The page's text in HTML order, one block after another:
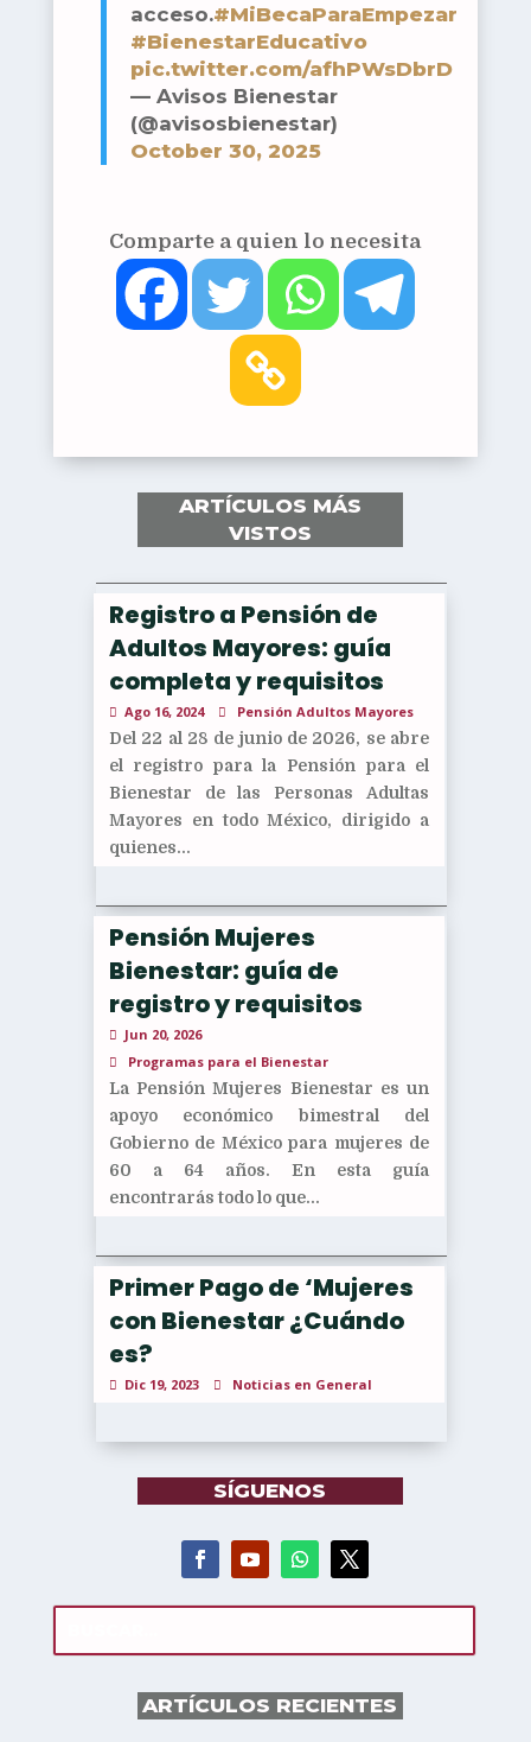
acceso.#MiBecaParaEmpezar
#BienestarEducativo
pic.twitter.com/afhPWsDbrD
— Avisos Bienestar
(@avisosbienestar)
October 30, 2025
Comparte a quien lo necesita
ARTÍCULOS MÁS
VISTOS
Registro a Pensión de
Adultos Mayores: guía
completa y requisitos
Ago 16, 2024 Pensión Adultos Mayores
Del 22 al 28 de junio de 2026, se abre
el registro para la Pensión para el
Bienestar de las Personas Adultas
Mayores en todo México, dirigido a
quienes...
Pensión Mujeres
Bienestar: guía de
registro y requisitos
Jun 20, 2026
Programas para el Bienestar
La Pensión Mujeres Bienestar es un
apoyo económico bimestral del
Gobierno de México para mujeres de
60 a 64 años. En esta guía
encontrarás todo lo que...
Primer Pago de ‘Mujeres
con Bienestar ¿Cuándo
es?
Dic 19, 2023 Noticias en General
SÍGUENOS
ARTÍCULOS RECIENTES